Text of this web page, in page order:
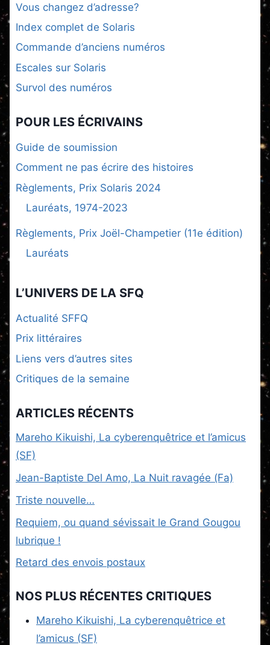
Vous changez d’adresse?
Index complet de Solaris
Commande d’anciens numéros
Escales sur Solaris
Survol des numéros
POUR LES ÉCRIVAINS
Guide de soumission
Comment ne pas écrire des histoires
Règlements, Prix Solaris 2024
Lauréats, 1974-2023
Règlements, Prix Joël-Champetier (11e édition)
Lauréats
L’UNIVERS DE LA SFQ
Actualité SFFQ
Prix littéraires
Liens vers d’autres sites
Critiques de la semaine
ARTICLES RÉCENTS
Mareho Kikuishi, La cyberenquêtrice et l’amicus
(SF)
Jean-Baptiste Del Amo, La Nuit ravagée (Fa)
Triste nouvelle…
Requiem, ou quand sévissait le Grand Gougou
lubrique !
Retard des envois postaux
NOS PLUS RÉCENTES CRITIQUES
Mareho Kikuishi, La cyberenquêtrice et
l’amicus (SF)